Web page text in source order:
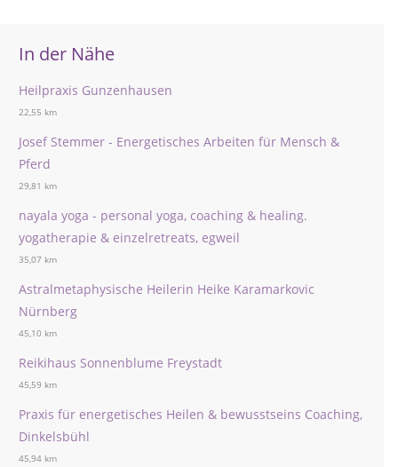
In der Nähe
Heilpraxis Gunzenhausen
22,55 km
Josef Stemmer - Energetisches Arbeiten für Mensch &
Pferd
29,81 km
nayala yoga - personal yoga, coaching & healing.
yogatherapie & einzelretreats, egweil
35,07 km
Astralmetaphysische Heilerin Heike Karamarkovic
Nürnberg
45,10 km
Reikihaus Sonnenblume Freystadt
45,59 km
Praxis für energetisches Heilen & bewusstseins Coaching,
Dinkelsbühl
45,94 km